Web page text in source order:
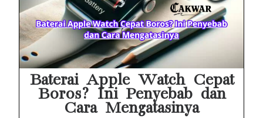
Motor Listrik BGN Rp1 Triliun Berujung Korupsi dan Disegel Kejagung
Baterai Apple Watch Cepat
Boros? Ini Penyebab dan
Cara Mengatasinya